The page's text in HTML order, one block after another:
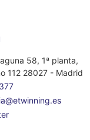
58, 1ª planta,
112 28027 - Madrid